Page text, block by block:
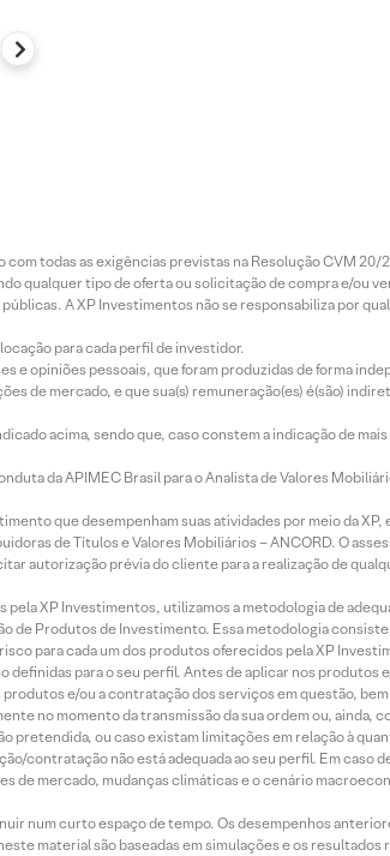
todas as exigências previstas na Resolução CVM
qualquer tipo de oferta ou solicitação de compra e/ou
A XP Investimentos não se responsabiliza por
para cada perfil de investidor.
e opiniões pessoais, que foram produzidas de forma
de mercado, e que sua(s) remuneração(es) é(são)
acima, sendo que, caso constem a indicação de
da APIMEC Brasil para o Analista de Valores
que desempenham suas atividades por meio da XP,
de Títulos e Valores Mobiliários – ANCORD. O
autorização prévia do cliente para a realização de
XP Investimentos, utilizamos a metodologia de
de Produtos de Investimento. Essa metodologia
para cada um dos produtos oferecidos pela XP
para o seu perfil. Antes de aplicar nos produtos
e/ou a contratação dos serviços em questão,
no momento da transmissão da sua ordem ou, ainda,
pretendida, ou caso existam limitações em relação à
contratação não está adequada ao seu perfil. Em caso
de mercado, mudanças climáticas e o cenário
num curto espaço de tempo. Os desempenhos
material são baseadas em simulações e os resultados